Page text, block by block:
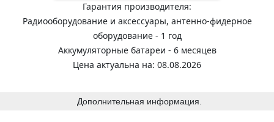
Гарантия производителя:
Радиооборудование и аксессуары, антенно-фидерное
оборудование - 1 год
Аккумуляторные батареи - 6 месяцев
Цена актуальна на: 08.08.2026
Дополнительная информация.